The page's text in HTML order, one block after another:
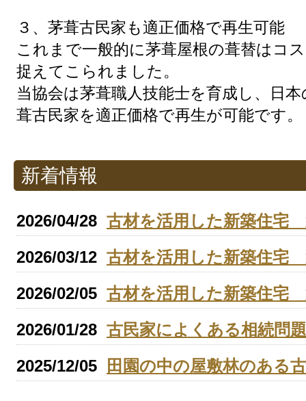
３、茅葺古民家も適正価格で再生可能
これまで一般的に茅葺屋根の葺替はコ
捉えてこられました。
当協会は茅葺職人技能士を育成し、日
葺古民家を適正価格で再生が可能です。
新着情報
2026/04/28 古材を活用した新築住宅
2026/03/12 古材を活用した新築住宅
2026/02/05 古材を活用した新築住宅
2026/01/28 古民家によくある相続問題
2025/12/05
田園の中の屋敷林のある